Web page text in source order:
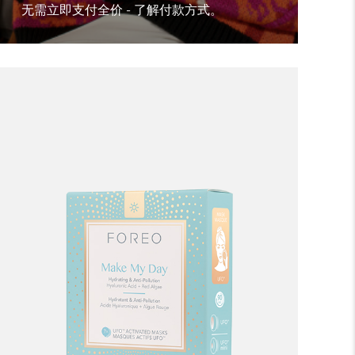
无需立即支付全价 - 了解付款方式。